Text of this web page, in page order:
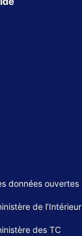
données ouvertes
de l’Intérieur
des TC